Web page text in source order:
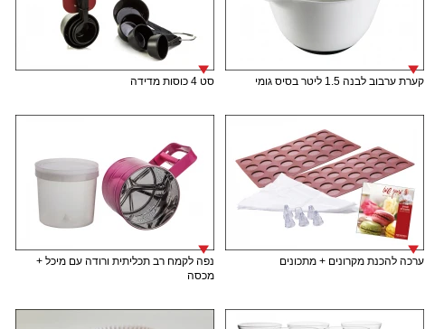
קערת ערבוב לבנה 1.5 ליטר בסיס גומי סט 4 כוסות מדידה
ערכה להכנת מקרונים + מתכונים
נפה לקמח רב תכליתית ורודה עם מיכל +
מכסה